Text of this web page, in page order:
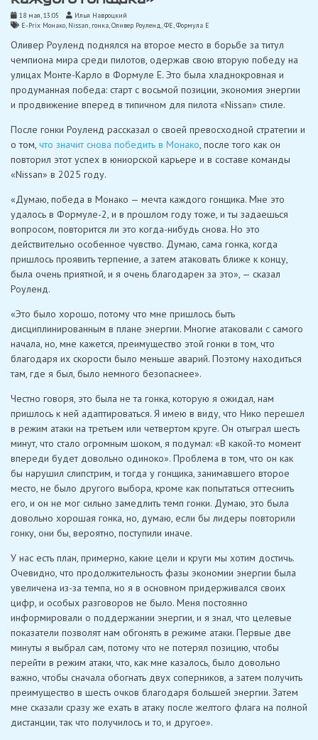
18 мая, 13:05
Илья Навроцкий
E-Prix Монако, Nissan, гонка,Оливер Роуленд,ФЕ,Формула Е
Оливер Роуленд поднялся на второе место в борьбе за титул
чемпиона мира среди пилотов, одержав свою вторую победу на
улицах Монте-Карло в Формуле E. Это была хладнокровная и
продуманная победа: старт с восьмой позиции, экономия энергии
и продвижение вперед в типичном для пилота «Nissan» стиле.
После гонки Роуленд рассказал о своей превосходной стратегии и
о том, что значит снова победить в Монако, после того как он
повторил этот успех в юниорской карьере и в составе команды
«Nissan» в 2025 году.
«Думаю, победа в Монако — мечта каждого гонщика. Мне это
удалось в Формуле-2, и в прошлом году тоже, и ты задаешься
вопросом, повторится ли это когда-нибудь снова. Но это
действительно особенное чувство. Думаю, сама гонка, когда
пришлось проявить терпение, а затем атаковать ближе к концу,
была очень приятной, и я очень благодарен за это», — сказал
Роуленд.
«Это было хорошо, потому что мне пришлось быть
дисциплинированным в плане энергии. Многие атаковали с самого
начала, но, мне кажется, преимущество этой гонки в том, что
благодаря их скорости было меньше аварий. Поэтому находиться
там, где я был, было немного безопаснее».
Честно говоря, это была не та гонка, которую я ожидал, нам
пришлось к ней адаптироваться. Я имею в виду, что Нико перешел
в режим атаки на третьем или четвертом круге. Он отыграл шесть
минут, что стало огромным шоком, я подумал: «В какой-то момент
впереди будет довольно одиноко». Проблема в том, что он как
бы нарушил слипстрим, и тогда у гонщика, занимавшего второе
место, не было другого выбора, кроме как попытаться оттеснить
его, и он не мог сильно замедлить темп гонки. Думаю, это была
довольно хорошая гонка, но, думаю, если бы лидеры повторили
гонку, они бы, вероятно, поступили иначе.
У нас есть план, примерно, какие цели и круги мы хотим достичь.
Очевидно, что продолжительность фазы экономии энергии была
увеличена из-за темпа, но я в основном придерживался своих
цифр, и особых разговоров не было. Меня постоянно
информировали о поддержании энергии, и я знал, что целевые
показатели позволят нам обгонять в режиме атаки. Первые две
минуты я выбрал сам, потому что не потерял позицию, чтобы
перейти в режим атаки, что, как мне казалось, было довольно
важно, чтобы сначала обогнать двух соперников, а затем получить
преимущество в шесть очков благодаря большей энергии. Затем
мне сказали сразу же ехать в атаку после желтого флага на полной
дистанции, так что получилось и то, и другое».